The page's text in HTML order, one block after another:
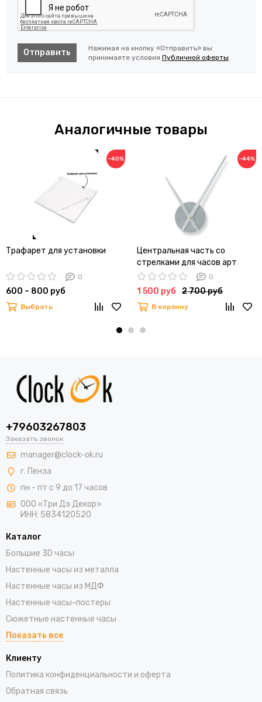
Отправить
Нажимая на кнопку «Отправить» вы
принимаете условия Публичной оферты.
Аналогичные товары
−40%
Трафарет для установки
0
600 – 800 руб
Выбрать
−44%
Центральная часть со
стрелками для часов арт
012030-50AL-03 Стандарта
"Московская Поликлиника"
0
1 500 руб 2 700 руб
В корзину
+79603267803
Заказать звонок
manager@clock-ok.ru
г. Пенза
пн - пт с 9 до 17 часов
ООО «Три Дэ Декор»
ИНН: 5834120520
Каталог
Большие 3D часы
Настенные часы из металла
Настенные часы из МДФ
Настенные часы-постеры
Сюжетные настенные часы
Показать все
Клиенту
Политика конфиденциальности и оферта
Обратная связь